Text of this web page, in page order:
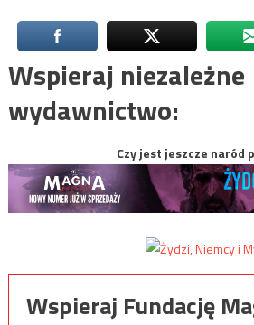
Wspieraj niezależne
wydawnictwo:
Czy jest jeszcze naród
Wspieraj Fundację